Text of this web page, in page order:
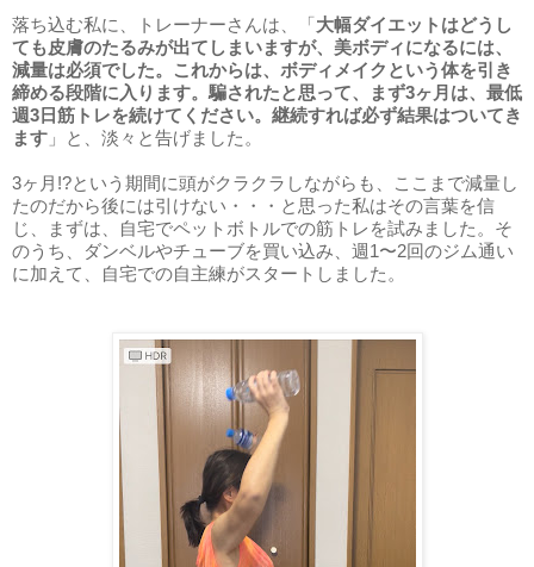
落ち込む私に、トレーナーさんは、「 大幅ダイエットはどうし
ても皮膚のたるみが出てしまいますが、美ボディになるには、
減量は必須でした。これからは、ボディメイクという体を引き
締める段階に入ります。騙されたと思って、まず3ヶ月は、最低
週3日筋トレを続けてください。継続すれば必ず結果はついてき
ます 」と、淡々と告げました。
3ヶ月!?という期間に頭がクラクラしながらも、ここまで減量し
たのだから後には引けない・・・と思った私はその言葉を信
じ、まずは、自宅でペットボトルでの筋トレを試みました。そ
のうち、ダンベルやチューブを買い込み、週1〜2回のジム通い
に加えて、自宅での自主練がスタートしました。